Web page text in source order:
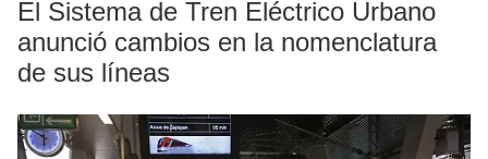
El Sistema de Tren Eléctrico Urbano
anunció cambios en la nomenclatura
de sus líneas